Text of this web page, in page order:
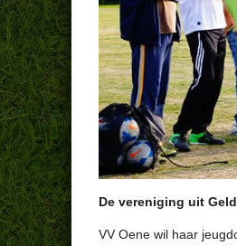
De vereniging uit
VV Oene wil haar